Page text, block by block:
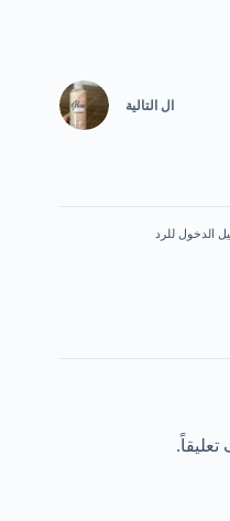
ال التالية
الدخول للرد